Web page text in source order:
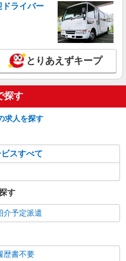
ドライバー
とりあえずキープ
探す
求人を探す
スすべて
す
介予定派遣
歴書不要